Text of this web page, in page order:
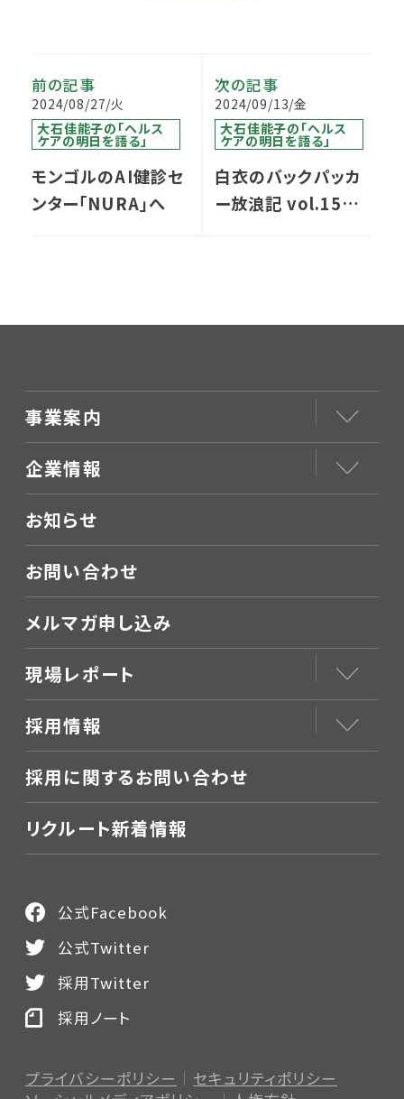
前の記事
2024/08/27/火
大石佳能子の「ヘルス
ケアの明日を語る」
モンゴルのAI健診セ
ンター「NURA」へ
次の記事
2024/09/13/金
大石佳能子の「ヘルス
ケアの明日を語る」
白衣のバックパッカ
ー放浪記 vol.15／
事業案内
企業情報
お知らせ
お問い合わせ
メルマガ申し込み
現場レポート
採用情報
採用に関するお問い合わせ
リクルート新着情報
プライバシーポリシー
セキュリティポリシー
公式Facebook
公式Twitter
採用Twitter
採用ノート